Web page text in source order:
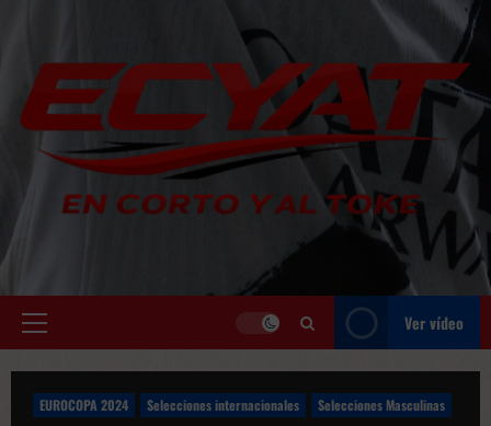
contenido
Menú
Ver vídeo
EUROCOPA 2024 Selecciones internacionales Selecciones Masculinas